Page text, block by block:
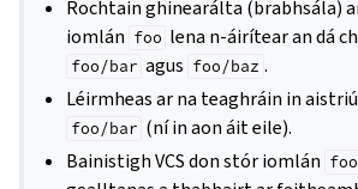
Rochtain ghinearálta (brabhsála)
iomlán foo lena n-áirítear an dá
foo/bar agus foo/baz .
Léirmheas ar na teaghráin in
foo/bar (ní in aon áit eile).
Bainistigh VCS don stór iomlán